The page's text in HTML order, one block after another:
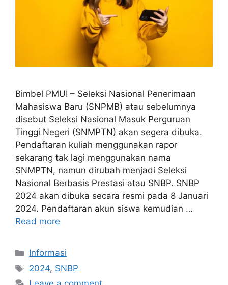
Bimbel PMUI – Seleksi Nasional Penerimaan
Mahasiswa Baru (SNPMB) atau sebelumnya
disebut Seleksi Nasional Masuk Perguruan
Tinggi Negeri (SNMPTN) akan segera dibuka.
Pendaftaran kuliah menggunakan rapor
sekarang tak lagi menggunakan nama
SNMPTN, namun dirubah menjadi Seleksi
Nasional Berbasis Prestasi atau SNBP. SNBP
2024 akan dibuka secara resmi pada 8 Januari
2024. Pendaftaran akun siswa kemudian …
Read more
Informasi
2024, SNBP